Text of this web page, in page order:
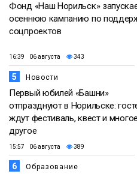
Фонд «Наш Норильск»
осеннюю кампанию по
соцпроектов
16:39 06 августа 343
5 Новости
Первый юбилей «Башни»
отпразднуют в Норильске:
ждут фестиваль, квест и многое
другое
15:57 06 августа 389
6 Образование